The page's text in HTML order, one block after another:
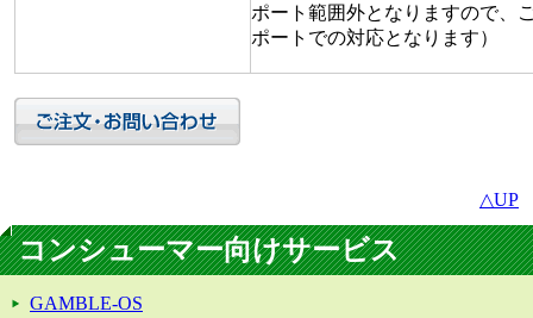
ポート範囲外となりますので、
ポートでの対応となります）
△UP
コンシューマー向けサービス
GAMBLE-OS